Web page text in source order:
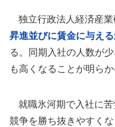
独立行政法人経済産業
昇進並びに賃金に与え
る。同期入社の人数が
も高くなることが明らか
就職氷河期で入社に
競争を勝ち抜きやすく